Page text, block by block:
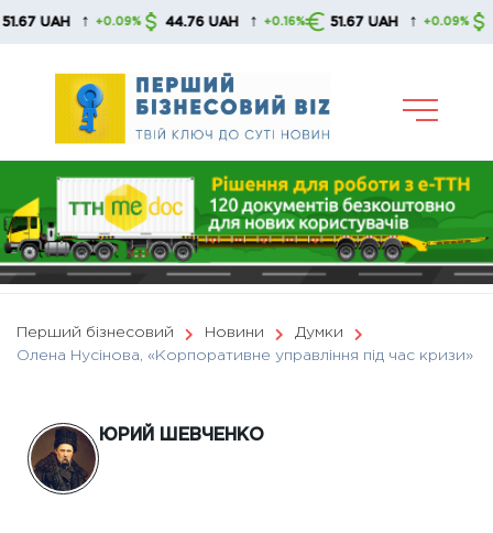
Skip
↑ +0.09% 44.76 UAH ↑ +0.16% 51.67 UAH ↑ +0.09% 44.76 UAH
Перший бізнесовий Новини
Думки
Олена Нусінова, «Корпоративне управління під час кризи»
ЮРИЙ ШЕВЧЕНКО